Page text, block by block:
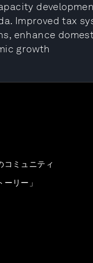
Improved tax
enhance
growth
コミュニティ
ーリー」